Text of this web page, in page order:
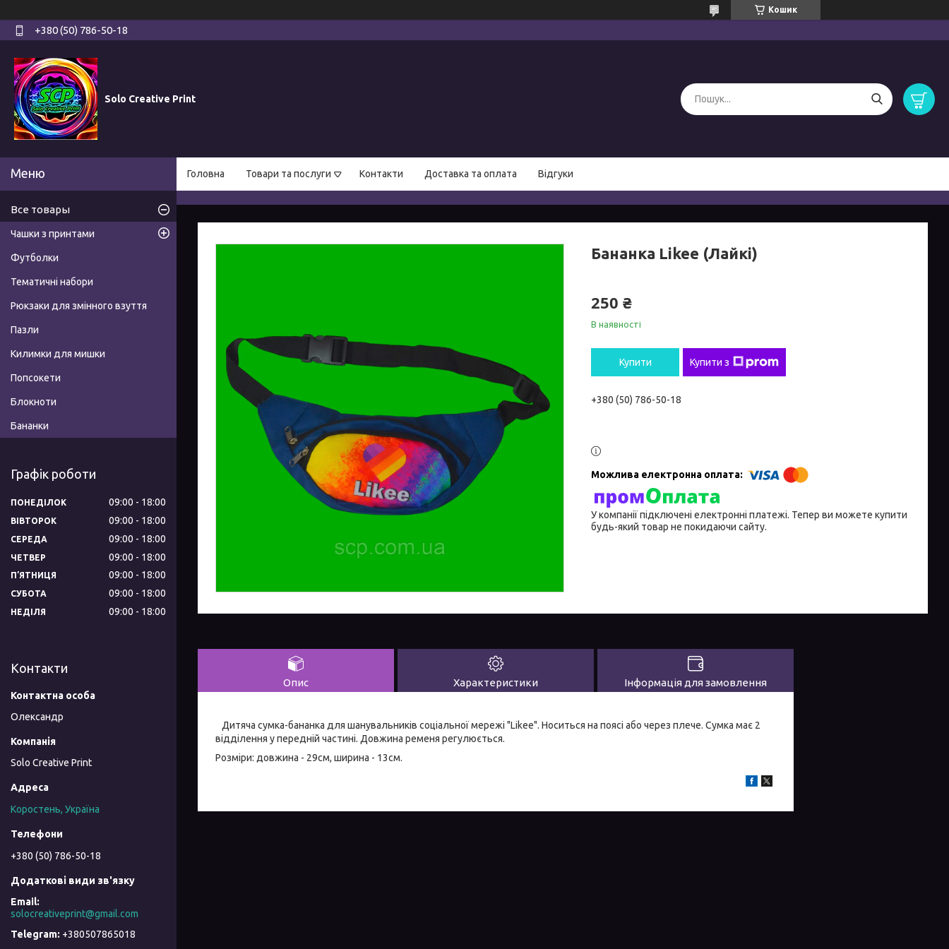
Кошик
+380 (50) 786-50-18
Solo Creative Print
Головна Товари та послуги Контакти Доставка та оплата Відгуки
Бананка Likee (Лайкі)
250 ₴
В наявності
Купити Купити з
+380 (50) 786-50-18
У компанії підключені електронні платежі. Тепер ви можете купити
будь-який товар не покидаючи сайту.
Опис Характеристики Інформація для замовлення
Дитяча сумка-бананка для шанувальників соціальної мережі "Likee". Носиться на поясі або через плече. Сумка має 2
відділення у передній частині. Довжина ременя регулюється.
Розміри: довжина - 29см, ширина - 13см.
Все товары
Чашки з принтами
Футболки
Тематичні набори
Рюкзаки для змінного взуття
Пазли
Килимки для мишки
Попсокети
Блокноти
Бананки
Графік роботи
ПОНЕДІЛОК 09:00 18:00
ВІВТОРОК 09:00 18:00
СЕРЕДА 09:00 18:00
ЧЕТВЕР 09:00 18:00
ПʼЯТНИЦЯ 09:00 18:00
СУБОТА 09:00 18:00
НЕДІЛЯ 09:00 18:00
Контакти
Олександр
Solo Creative Print
Коростень, Україна
+380 (50) 786-50-18
solocreativeprint@gmail.com
+380507865018